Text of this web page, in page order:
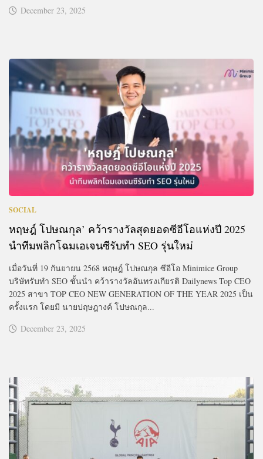
December 23, 2025
SOCIAL
หฤษฎ์ โปษณกุล’ คว้ารางวัลสุดยอดซีอีโอแห่งปี 2025
นำทีมพลิกโฉมเอเจนซีรับทำ SEO รุ่นใหม่
เมื่อวันที่ 19 กันยายน 2568 หฤษฎ์ โปษณกุล ซีอีโอ Minimice Group
บริษัทรับทำ SEO ชั้นนำ คว้ารางวัลอันทรงเกียรติ Dailynews Top CEO
2025 สาขา TOP CEO NEW GENERATION OF THE YEAR 2025 เป็น
ครั้งแรก โดยมี นายปฤษฎางค์ โปษณกุล...
December 23, 2025